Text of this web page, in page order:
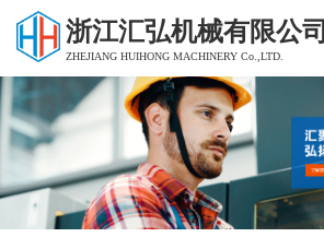
浙江汇弘机械有限公司
ZHEJIANG HUIHONG MACHINERY Co.,LTD.